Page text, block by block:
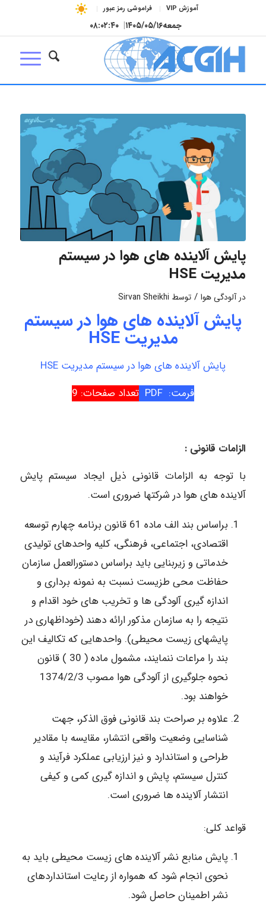
آموزش VIP فراموشی رمز عبور
جمعه۱۴۰۵/۰۵/۱۶| ۰۸:۰۲:۴۱
پایش آلاینده های هوا در سیستم
مدیریت HSE
درآلودگی هوا / توسط Sirvan Sheikhi
پایش آلاینده های هوا در سیستم
مدیریت HSE
پایش آلاینده های هوا در سیستم مدیریت HSE
فرمت: PDF
تعداد صفحات: 9
الزامات قانونی :
با توجه به الزامات قانونی ذیل ایجاد سیستم پایش
آلاینده های هوا در شرکتها ضروری است.
براساس بند الف ماده 61 قانون برنامه چهارم توسعه
اقتصادی، اجتماعی، فرهنگی، کلیه واحدهای تولیدی
خدماتی و زیربنایی باید براساس دستورالعمل سازمان
حفاظت محی طزیست نسبت به نمونه برداری و
اندازه گیری آلودگی ها و تخریب های خود اقدام و
نتیجه را به سازمان مذکور ارائه دهند (خوداظهاری در
پایشهای زیست محیطی). واحدهایی که تکالیف این
بند را مراعات ننمایند، مشمول ماده ( 30 ) قانون
نحوه جلوگیری از آلودگی هوا مصوب 1374/2/3
خواهند بود.
علاوه بر صراحت بند قانونی فوق الذکر، جهت
شناسایی وضعیت واقعی انتشار، مقایسه با مقادیر
طراحی و استاندارد و نیز ارزیابی عملکرد فرآیند و
کنترل سیستم، پایش و اندازه گیری کمی و کیفی
انتشار آلاینده ها ضروری است.
قواعد کلی:
پایش منابع نشر آلاینده های زیست محیطی باید به
نحوی انجام شود که همواره از رعایت استانداردهای
نشر اطمینان حاصل شود.